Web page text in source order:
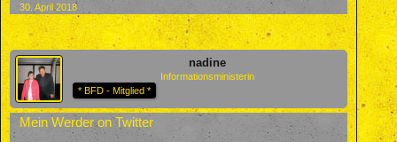
30. April 2018
nadine
Informationsministerin
* BFD - Mitglied *
Mein Werder on Twitter